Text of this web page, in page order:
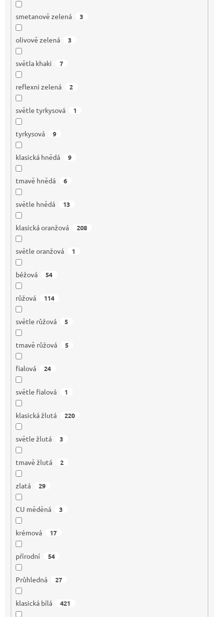
smetanově zelená 3
olivově zelená 3
světla khaki 7
reflexni zelená 2
světle tyrkysová 1
tyrkysová 9
klasická hnědá 9
tmavě hnědá 6
světle hnědá 13
klasická oranžová 208
světle oranžová 1
béžová 54
růžová 114
světle růžová 5
tmavě růžová 5
fialová 24
světle fialová 1
klasická žlutá 220
světle žlutá 3
tmavě žlutá 2
zlatá 29
CU měděná 3
krémová 17
přírodní 54
Průhledná 27
klasická bílá 421